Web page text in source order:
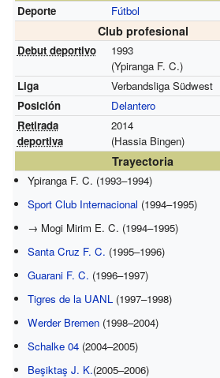
Deporte Fútbol
Club profesional
Debut deportivo
1993
(Ypiranga F. C.)
Liga
Verbandsliga Südwest
Posición
Delantero
Retirada
deportiva
2014
(Hassia Bingen)
Trayectoria
Ypiranga F. C. (1993–1994)
Sport Club Internacional (1994–1995)
→ Mogi Mirim E. C. (1994–1995)
Santa Cruz F. C. (1995–1996)
Guarani F. C. (1996–1997)
Tigres de la UANL (1997–1998)
Werder Bremen (1998–2004)
Schalke 04 (2004–2005)
Beşiktaş J. K.(2005–2006)